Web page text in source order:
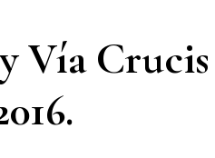
Vía Crucis